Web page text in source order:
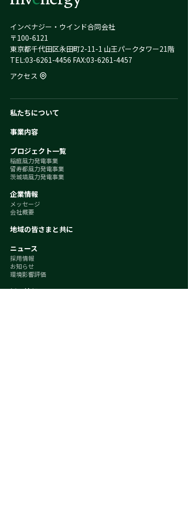
インベナジー・ウインド合同会社
〒100-6121
東京都千代田区永田町2-11-1 山王パークタワー21階
TEL:03-6261-4456 FAX:03-6261-4457
アクセス
私たちについて
事業内容
プロジェクト一覧
稲庭風力発電事業
留寿都風力発電事業
茨城塙風力発電事業
企業情報
メッセージ
会社概要
地域の皆さまと共に
ニュース
採用情報
お知らせ
環境影響評価
採用情報